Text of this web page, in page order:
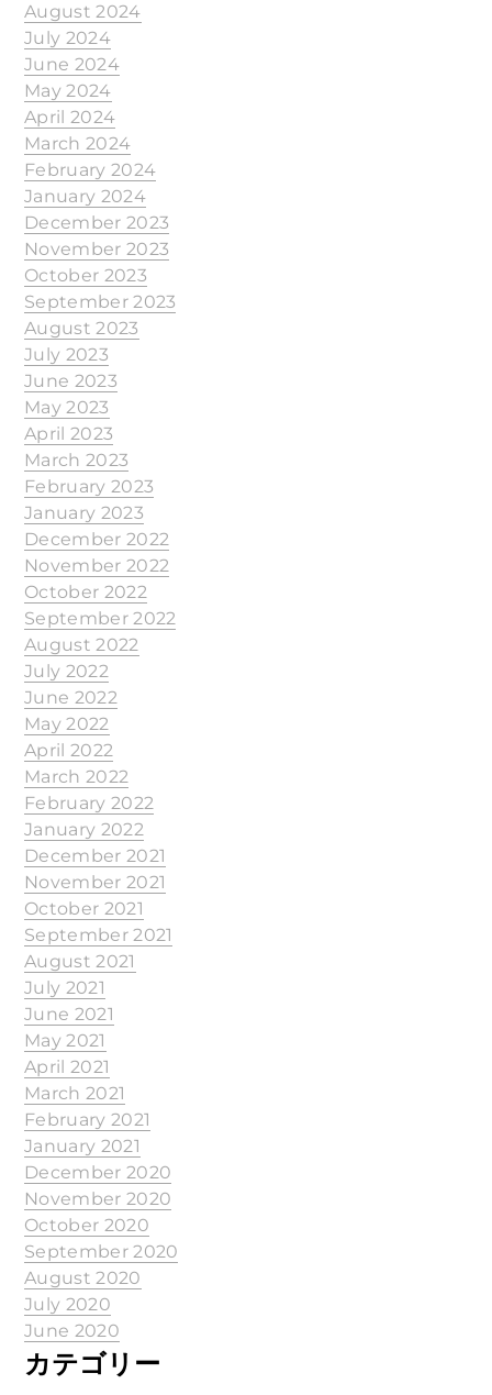
August 2024
July 2024
June 2024
May 2024
April 2024
March 2024
February 2024
January 2024
December 2023
November 2023
October 2023
September 2023
August 2023
July 2023
June 2023
May 2023
April 2023
March 2023
February 2023
January 2023
December 2022
November 2022
October 2022
September 2022
August 2022
July 2022
June 2022
May 2022
April 2022
March 2022
February 2022
January 2022
December 2021
November 2021
October 2021
September 2021
August 2021
July 2021
June 2021
May 2021
April 2021
March 2021
February 2021
January 2021
December 2020
November 2020
October 2020
September 2020
August 2020
July 2020
June 2020
カテゴリー